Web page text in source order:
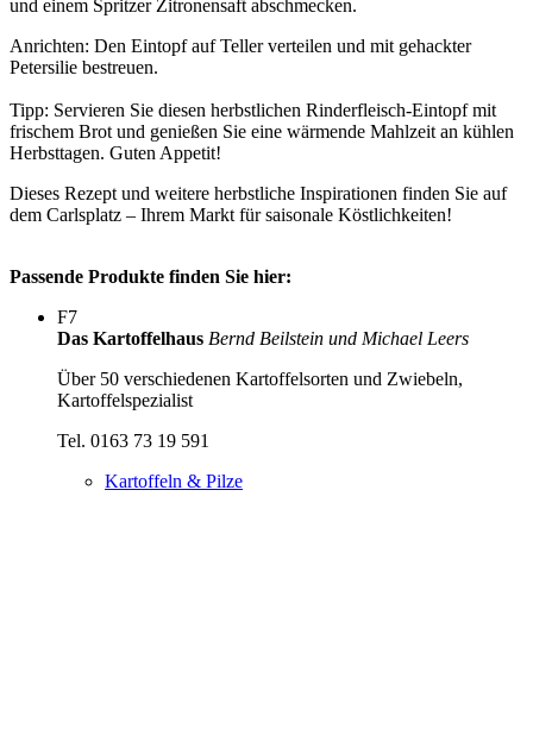
und einem Spritzer Zitronensaft abschmecken.
Anrichten: Den Eintopf auf Teller verteilen und mit gehackter
Petersilie bestreuen.
Tipp: Servieren Sie diesen herbstlichen Rinderfleisch-Eintopf mit
frischem Brot und genießen Sie eine wärmende Mahlzeit an kühlen
Herbsttagen. Guten Appetit!
Dieses Rezept und weitere herbstliche Inspirationen finden Sie auf
dem Carlsplatz – Ihrem Markt für saisonale Köstlichkeiten!
Passende Produkte finden Sie hier:
F7
Das Kartoffelhaus Bernd Beilstein und Michael Leers
Über 50 verschiedenen Kartoffelsorten und Zwiebeln,
Kartoffelspezialist
Tel. 0163 73 19 591
Kartoffeln & Pilze